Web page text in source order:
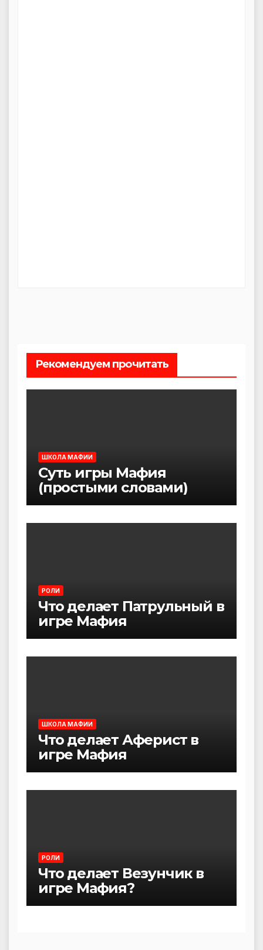
Рекомендуем прочитать
ШКОЛА МАФИИ
Суть игры Мафия
(простыми словами)
РОЛИ
Что делает Патрульный в
игре Мафия
ШКОЛА МАФИИ
Что делает Аферист в
игре Мафия
РОЛИ
Что делает Везунчик в
игре Мафия?